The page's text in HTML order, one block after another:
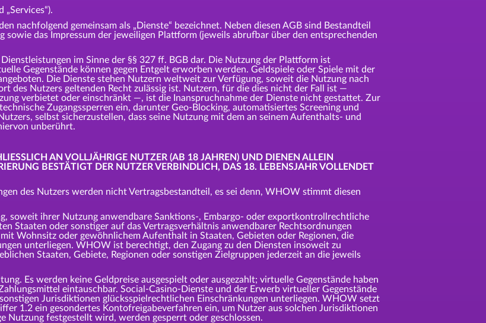
nachfolgend gemeinsam als „Dienste“ bezeichnet. Neben diesen AGB sind Bestandteil
sowie das Impressum der jeweiligen Plattform (jeweils abrufbar über den entsprechenden
im Sinne der §§ 327 ff. BGB dar. Die Nutzung der Plattform ist
Gegenstände können gegen Entgelt erworben werden. Geldspiele oder Spiele mit der
Die Dienste stehen Nutzern weltweit zur Verfügung, soweit die Nutzung nach
des Nutzers geltenden Recht zulässig ist. Nutzern, für die dies nicht der Fall ist —
verbietet oder einschränkt —, ist die Inanspruchnahme der Dienste nicht gestattet. Zur
Zugangssperren ein, darunter Geo-Blocking, automatisiertes Screening und
selbst sicherzustellen, dass seine Nutzung mit dem an seinem Aufenthalts- und
unberührt.
AN VOLLJÄHRIGE NUTZER (AB 18 JAHREN) UND DIENEN ALLEIN
BESTÄTIGT DER NUTZER VERBINDLICH, DAS 18. LEBENSJAHR VOLLENDET
des Nutzers werden nicht Vertragsbestandteil, es sei denn, WHOW stimmt diesen
soweit ihrer Nutzung anwendbare Sanktions-, Embargo- oder exportkontrollrechtliche
Staaten oder sonstiger auf das Vertragsverhältnis anwendbarer Rechtsordnungen
Wohnsitz oder gewöhnlichem Aufenthalt in Staaten, Gebieten oder Regionen, die
unterliegen. WHOW ist berechtigt, den Zugang zu den Diensten insoweit zu
Staaten, Gebiete, Regionen oder sonstigen Zielgruppen jederzeit an die jeweils
Es werden keine Geldpreise ausgespielt oder ausgezahlt; virtuelle Gegenstände haben
eintauschbar. Social-Casino-Dienste und der Erwerb virtueller Gegenstände
Jurisdiktionen glücksspielrechtlichen Einschränkungen unterliegen. WHOW setzt
1.2 ein gesondertes Kontofreigabeverfahren ein, um Nutzer aus solchen Jurisdiktionen
Nutzung festgestellt wird, werden gesperrt oder geschlossen.